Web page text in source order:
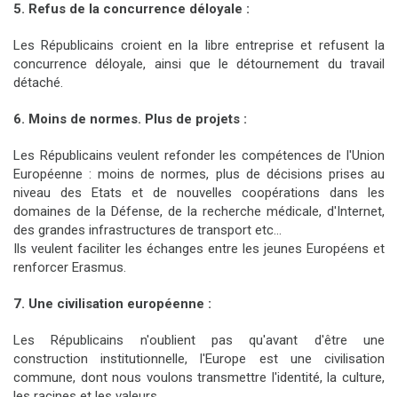
5. Refus de la concurrence déloyale :
Les Républicains croient en la libre entreprise et refusent la
concurrence déloyale, ainsi que le détournement du travail
détaché.
6. Moins de normes. Plus de projets :
Les Républicains veulent refonder les compétences de l'Union
Européenne : moins de normes, plus de décisions prises au
niveau des Etats et de nouvelles coopérations dans les
domaines de la Défense, de la recherche médicale, d'Internet,
des grandes infrastructures de transport etc...
Ils veulent faciliter les échanges entre les jeunes Européens et
renforcer Erasmus.
7. Une civilisation européenne :
Les Républicains n'oublient pas qu'avant d'être une
construction institutionnelle, l'Europe est une civilisation
commune, dont nous voulons transmettre l'identité, la culture,